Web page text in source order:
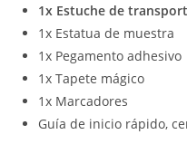
1x Estuche de
1x Estatua de muestra
1x Pegamento adhesivo
1x Tapete mágico
1x Marcadores
Guía de inicio rápido,